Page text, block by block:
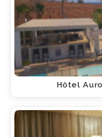
Hôtel